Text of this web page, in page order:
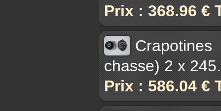
Prix : 368.96 €
chasse) 2 x
Prix : 586.04 €